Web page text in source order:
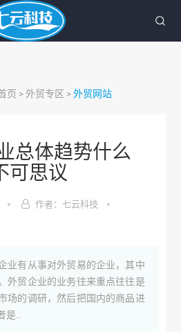
页 > 外贸专区 >外贸网站
总体趋势什么
可思议
作者：七云科技
业有从事对外贸易的企业，其中
外贸企业的业务往来重点往往是
场的调研，然后把国内的商品进
...